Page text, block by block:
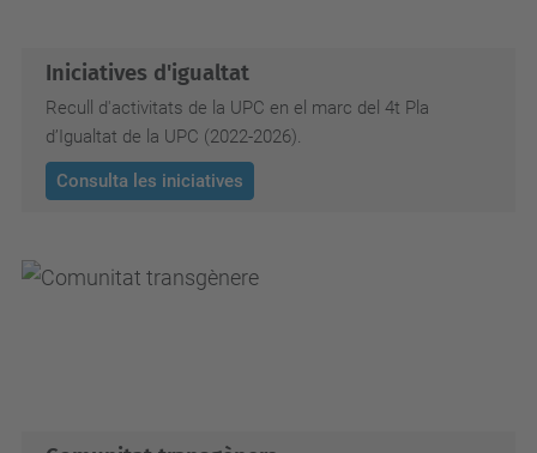
Iniciatives d'igualtat
Recull d'activitats de la UPC en el marc del 4t Pla
d’Igualtat de la UPC (2022-2026).
Consulta les iniciatives